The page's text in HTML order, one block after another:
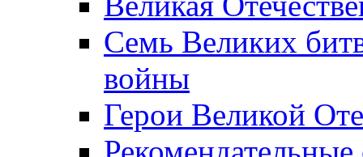
Семь Великих
войны
Герои Великой